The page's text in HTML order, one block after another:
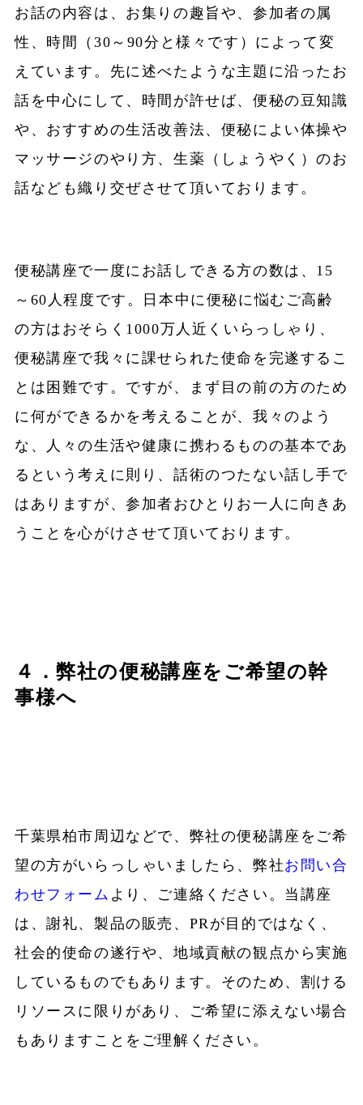
お話の内容は、お集りの趣旨や、参加者の属
性、時間（30～90分と様々です）によって変
えています。先に述べたような主題に沿ったお
話を中心にして、時間が許せば、便秘の豆知識
や、おすすめの生活改善法、便秘によい体操や
マッサージのやり方、生薬（しょうやく）のお
話なども織り交ぜさせて頂いております。
便秘講座で一度にお話しできる方の数は、15
～60人程度です。日本中に便秘に悩むご高齢
の方はおそらく1000万人近くいらっしゃり、
便秘講座で我々に課せられた使命を完遂するこ
とは困難です。ですが、まず目の前の方のため
に何ができるかを考えることが、我々のよう
な、人々の生活や健康に携わるものの基本であ
るという考えに則り、話術のつたない話し手で
はありますが、参加者おひとりお一人に向きあ
うことを心がけさせて頂いております。
４．弊社の便秘講座をご希望の幹
事様へ
千葉県柏市周辺などで、弊社の便秘講座をご希
望の方がいらっしゃいましたら、弊社お問い合
わせフォーム より、ご連絡ください。当講座
は、謝礼、製品の販売、PRが目的ではなく、
社会的使命の遂行や、地域貢献の観点から実施
しているものでもあります。そのため、割ける
リソースに限りがあり、ご希望に添えない場合
もありますことをご理解ください。